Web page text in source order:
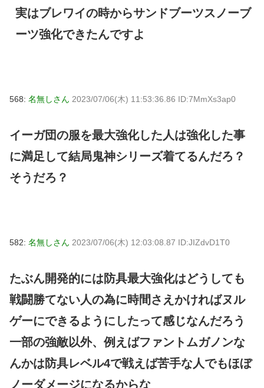
実はブレワイの時からサンドブーツスノーブ
ーツ強化できたんですよ
568: 名無しさん 2023/07/06(木) 11:53:36.86 ID:7MmXs3ap0
イーガ団の服を最大強化した人は強化した事
に満足して結局鬼神シリーズ着てるんだろ？
そうだろ？
582: 名無しさん 2023/07/06(木) 12:03:08.87 ID:JIZdvD1T0
たぶん開発的には防具最大強化はどうしても
戦闘勝てない人の為に時間さえかければヌル
ゲーにできるようにしたって感じなんだろう
一部の強敵以外、例えばファントムガノンな
んかは防具レベル4で戦えば苦手な人でもほぼ
ノーダメージになるからな